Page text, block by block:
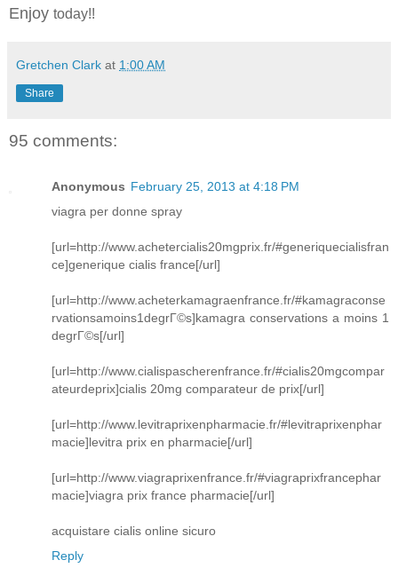
Enjoy today!!
Gretchen Clark at 1:00 AM
Share
95 comments:
Anonymous February 25, 2013 at 4:18 PM
viagra per donne spray
[url=http://www.achetercialis20mgprix.fr/#generiquecialisfran
ce]generique cialis france[/url]
[url=http://www.acheterkamagraenfrance.fr/#kamagraconse
rvationsamoins1degrГ©s]kamagra conservations a moins 1
degrГ©s[/url]
[url=http://www.cialispascherenfrance.fr/#cialis20mgcompar
ateurdeprix]cialis 20mg comparateur de prix[/url]
[url=http://www.levitraprixenpharmacie.fr/#levitraprixenphar
macie]levitra prix en pharmacie[/url]
[url=http://www.viagraprixenfrance.fr/#viagraprixfrancephar
macie]viagra prix france pharmacie[/url]
acquistare cialis online sicuro
Reply